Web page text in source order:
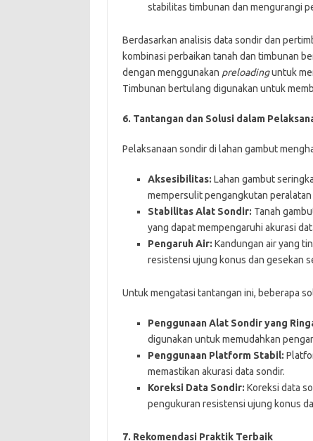
stabilitas timbunan dan mengurangi
Berdasarkan analisis data sondir dan
kombinasi perbaikan tanah dan timbunan
dengan menggunakan preloadinguntuk
Timbunan bertulang digunakan untuk
6. Tantangan dan Solusi dalam
Pelaksanaan sondir di lahan gambut
Aksesibilitas: Lahan gambut
mempersulit pengangkutan
Stabilitas Alat Sondir: Tanah
yang dapat mempengaruhi akurasi
Pengaruh Air: Kandungan air yang
resistensi ujung konus dan gesekan
Untuk mengatasi tantangan ini, beberapa
Penggunaan Alat Sondir yang
digunakan untuk memudahkan
Penggunaan Platform Stabil:
memastikan akurasi data sondir.
Koreksi Data Sondir: Koreksi data
pengukuran resistensi ujung konus
7. Rekomendasi Praktik Terbaik